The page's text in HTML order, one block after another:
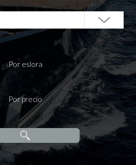
Por eslora
Por precio